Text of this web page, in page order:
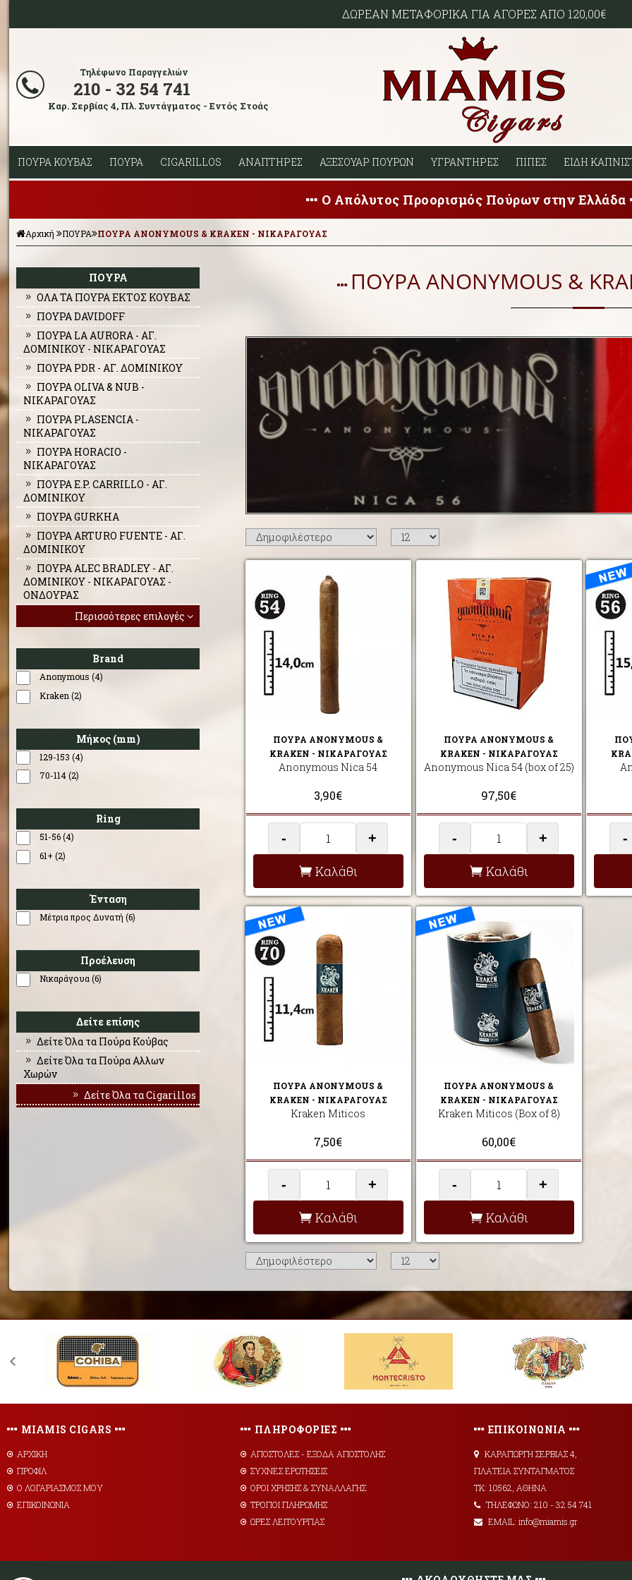
ΔΩΡΕΑΝ ΜΕΤΑΦΟΡΙΚΑ ΓΙΑ ΑΓΟΡΕΣ ΑΠΟ 120,00€
Τηλέφωνο Παραγγελιών
210 - 32 54 741
Καρ. Σερβίας 4, Πλ. Συντάγματος - Εντός Στοάς
ΠΟΥΡΑ ΚΟΥΒΑΣ ΠΟΥΡΑ CIGARILLOS ΑΝΑΠΤΗΡΕΣ ΑΞΕΣΟΥΑΡ ΠΟΥΡΩΝ ΥΓΡΑΝΤΗΡΕΣ ΠΙΠΕΣ ΕΙΔΗ
Ο Απόλυτος Προορισμός Πούρων στην Ελλάδα
Αρχική ΠΟΥΡΑ ΠΟΥΡΑ ANONYMOUS & KRAKEN - ΝΙΚΑΡΑΓΟΥΑΣ
ΠΟΥΡΑ
ΟΛΑ ΤΑ ΠΟΥΡΑ ΕΚΤΟΣ ΚΟΥΒΑΣ
ΠΟΥΡΑ DAVIDOFF
ΠΟΥΡΑ LA AURORA - ΑΓ.
ΔΟΜΙΝΙΚΟΥ - ΝΙΚΑΡΑΓΟΥΑΣ
ΠΟΥΡΑ PDR - ΑΓ. ΔΟΜΙΝΙΚΟΥ
ΠΟΥΡΑ OLIVA & NUB -
ΝΙΚΑΡΑΓΟΥΑΣ
ΠΟΥΡΑ PLASENCIA -
ΝΙΚΑΡΑΓΟΥΑΣ
ΠΟΥΡΑ HORACIO -
ΝΙΚΑΡΑΓΟΥΑΣ
ΠΟΥΡΑ E.P. CARRILLO - ΑΓ.
ΔΟΜΙΝΙΚΟΥ
ΠΟΥΡΑ GURKHA
ΠΟΥΡΑ ARTURO FUENTE - ΑΓ.
ΔΟΜΙΝΙΚΟΥ
ΠΟΥΡΑ ALEC BRADLEY - ΑΓ.
ΔΟΜΙΝΙΚΟΥ - ΝΙΚΑΡΑΓΟΥΑΣ -
ΟΝΔΟΥΡΑΣ
Περισσότερες επιλογές
Brand
Anonymous (4)
Kraken (2)
Μήκος (mm)
129-153 (4)
70-114 (2)
Ring
51-56 (4)
61+ (2)
Ένταση
Μέτρια προς Δυνατή (6)
Προέλευση
Νικαράγουα (6)
Δείτε επίσης
Δείτε Όλα τα Πούρα Κούβας
Δείτε Όλα τα Πούρα Αλλων
Χωρών
Δείτε Όλα τα Cigarillos
ΠΟΥΡΑ ANONYMOUS &
ΠΟΥΡΑ ANONYMOUS &
KRAKEN - ΝΙΚΑΡΑΓΟΥΑΣ
Anonymous Nica 54
3,90€
- +
Καλάθι
ΠΟΥΡΑ ANONYMOUS &
KRAKEN - ΝΙΚΑΡΑΓΟΥΑΣ
Anonymous Nica 54 (box of 25)
97,50€
- +
Καλάθι
-
ΠΟΥΡΑ ANONYMOUS &
KRAKEN - ΝΙΚΑΡΑΓΟΥΑΣ
Kraken Miticos
7,50€
- +
Καλάθι
ΠΟΥΡΑ ANONYMOUS &
KRAKEN - ΝΙΚΑΡΑΓΟΥΑΣ
Kraken Miticos (Box of 8)
60,00€
- +
Καλάθι
MIAMIS CIGARS
ΑΡΧΙΚΗ
ΠΡΟΦΙΛ
Ο ΛΟΓΑΡΙΑΣΜΟΣ ΜΟΥ
ΕΠΙΚΟΙΝΩΝΙΑ
ΠΛΗΡΟΦΟΡΙΕΣ
AΠΟΣΤΟΛΕΣ - ΕΞΟΔΑ ΑΠΟΣΤΟΛΗΣ
ΣΥΧΝΕΣ ΕΡΩΤΗΣΕΙΣ
ΟΡΟΙ ΧΡΗΣΗΣ & ΣΥΝΑΛΛΑΓΗΣ
ΤΡΟΠΟΙ ΠΛΗΡΩΜΗΣ
ΩΡΕΣ ΛΕΙΤΟΥΡΓΙΑΣ
ΕΠΙΚΟΙΝΩΝΙΑ
ΚΑΡΑΓΙΩΡΓΗ ΣΕΡΒΙΑΣ 4,
ΠΛΑΤΕΙΑ ΣΥΝΤΑΓΜΑΤΟΣ
ΤΚ: 10562, ΑΘΗΝΑ
ΤΗΛΕΦΩΝΟ: 210 - 32 54 741
EMAIL: info@miamis.gr